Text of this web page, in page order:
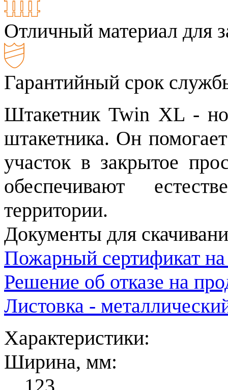
Отличный материал для
Гарантийный срок
Штакетник Twin XL -
штакетника. Он
участок в закрытое
обеспечивают
территории.
Документы для
Пожарный сертификат
Решение об отказе на
Листовка -
Характеристики:
Ширина, мм: